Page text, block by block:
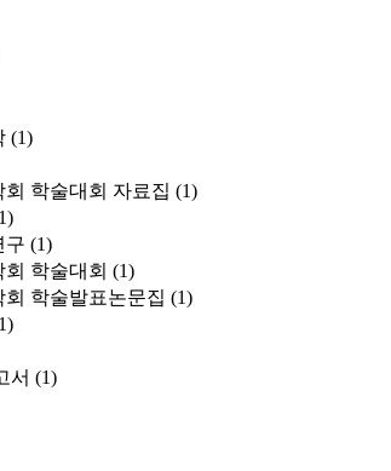
(1)
학술대회 자료집 (1)
구 (1)
학술대회 (1)
학술발표논문집 (1)
서 (1)